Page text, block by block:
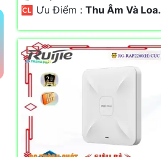
️🆑 Ưu Điểm : Thu Âm Và Loa.